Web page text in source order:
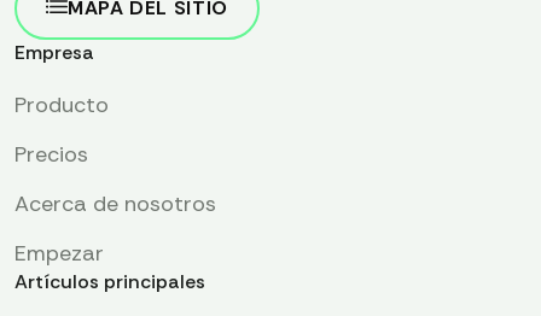
MAPA DEL SITIO
Empresa
Producto
Precios
Acerca de nosotros
Empezar
Artículos principales